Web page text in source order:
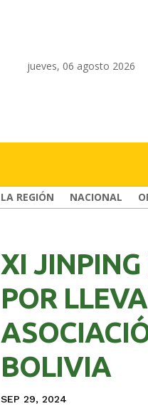
jueves, 06 agosto 2026
LA REGIÓN NACIONAL
XI JINPING
POR
BOLIVIA
SEP 29, 2024